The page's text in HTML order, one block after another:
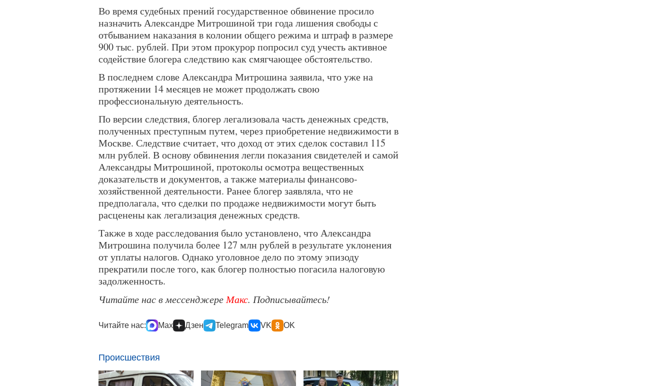
Во время судебных прений государственное обвинение просило
назначить Александре Митрошиной три года лишения свободы с
отбыванием наказания в колонии общего режима и штраф в размере
900 тыс. рублей. При этом прокурор попросил суд учесть активное
содействие блогера следствию как смягчающее обстоятельство.
В последнем слове Александра Митрошина заявила, что уже на
протяжении 14 месяцев не может продолжать свою
профессиональную деятельность.
По версии следствия, блогер легализовала часть денежных средств,
полученных преступным путем, через приобретение недвижимости в
Москве. Следствие считает, что доход от этих сделок составил 115
млн рублей. В основу обвинения легли показания свидетелей и самой
Александры Митрошиной, протоколы осмотра вещественных
доказательств и документов, а также материалы финансово-
хозяйственной деятельности. Ранее блогер заявляла, что не
предполагала, что сделки по продаже недвижимости могут быть
расценены как легализация денежных средств.
Также в ходе расследования было установлено, что Александра
Митрошина получила более 127 млн рублей в результате уклонения
от уплаты налогов. Однако уголовное дело по этому эпизоду
прекратили после того, как блогер полностью погасила налоговую
задолженность.
Читайте нас в мессенджере Макс. Подписывайтесь!
Читайте нас: Max Дзен Telegram VK OK
Происшествия